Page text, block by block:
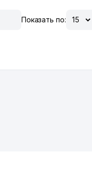
Показать по: